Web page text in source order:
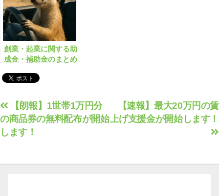
創業・起業に関する助
成金・補助金のまとめ
投
稿
ナ
ゲ
【速報】最大20万円の賃
上げ支援金が開始します！
【朗報】1世帯1万円分
の商品券の無料配布が開始
します！